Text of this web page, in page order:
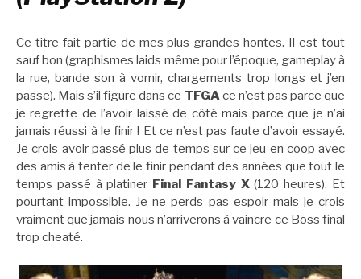
Ce titre fait partie de mes plus grandes hontes. Il est tout
sauf bon (graphismes laids même pour l’époque, gameplay à
la rue, bande son à vomir, chargements trop longs et j’en
passe). Mais s’il figure dans ce TFGAce n’est pas parce que
je regrette de l’avoir laissé de côté mais parce que je n’ai
jamais réussi à le finir ! Et ce n’est pas faute d’avoir essayé.
Je crois avoir passé plus de temps sur ce jeu en coop avec
des amis à tenter de le finir pendant des années que tout le
temps passé à platiner Final Fantasy X(120 heures). Et
pourtant impossible. Je ne perds pas espoir mais je crois
vraiment que jamais nous n’arriverons à vaincre ce Boss final
trop cheaté.